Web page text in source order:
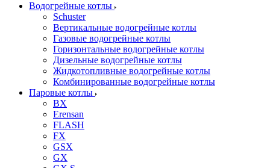
Водогрейные котлы
Schuster
Вертикальные водогрейные котлы
Газовые водогрейные котлы
Горизонтальные водогрейные котлы
Дизельные водогрейные котлы
Жидкотопливные водогрейные котлы
Комбинированные водогрейные котлы
Паровые котлы
BX
Erensan
FLASH
FX
GSX
GX